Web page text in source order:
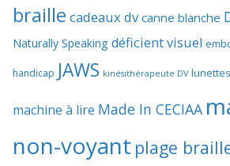
braille cadeaux dv canne blanche
Naturally Speaking déficient visuel
handicap JAWS kinésithérapeute DV
machine à lire Made In CECIAA
non-voyant plage